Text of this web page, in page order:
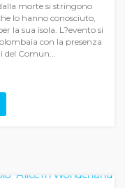
morte si stringono
lo hanno conosciuto,
la sua isola. L?evento si
con la presenza
del Comun...